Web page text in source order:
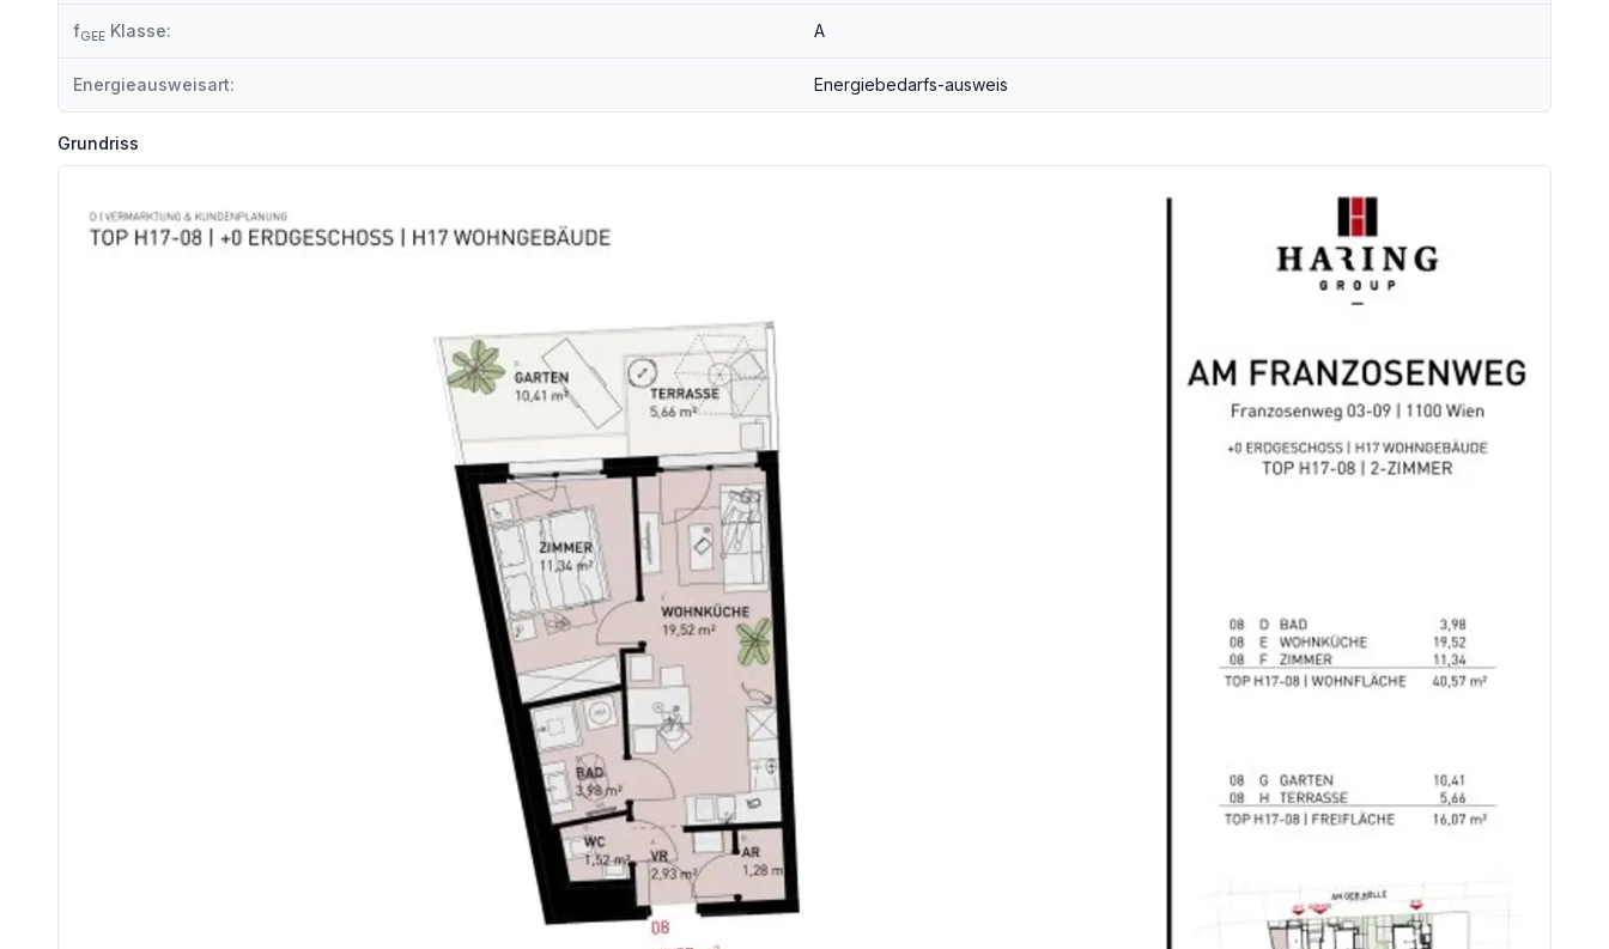
Ihr Vorteil beim Erwerb einer Haring Group Immobilie:
- Provisionsfrei! Alle Eigentumsobjekte werden ohne Provision (3,6% inkl. MwSt.) angeboten!
fGEE Klasse: A
Energieausweisart: Energiebedarfs-ausweis
Grundriss